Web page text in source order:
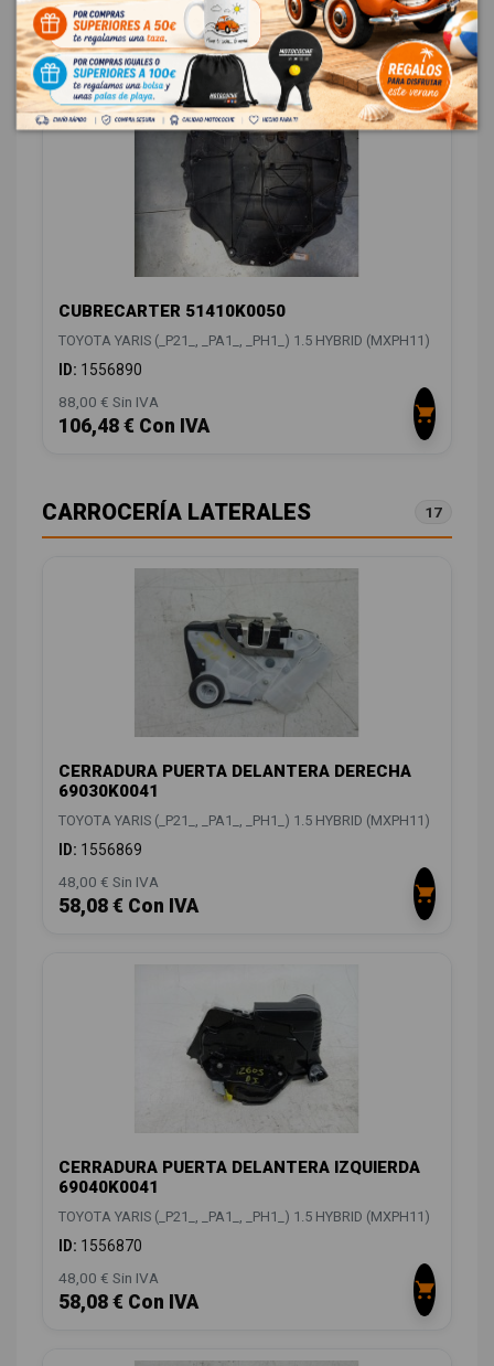
28,00 € Sin IVA
33,88 € Con IVA
CUBRECARTER 51410K0050
TOYOTA YARIS (_P21_, _PA1_, _PH1_) 1.5 HYBRID (MXPH11)
ID: 1556890
88,00 € Sin IVA
106,48 € Con IVA
CARROCERÍA LATERALES 17
CERRADURA PUERTA DELANTERA DERECHA
69030K0041
TOYOTA YARIS (_P21_, _PA1_, _PH1_) 1.5 HYBRID (MXPH11)
ID: 1556869
48,00 € Sin IVA
58,08 € Con IVA
CERRADURA PUERTA DELANTERA IZQUIERDA
69040K0041
TOYOTA YARIS (_P21_, _PA1_, _PH1_) 1.5 HYBRID (MXPH11)
ID: 1556870
48,00 € Sin IVA
58,08 € Con IVA